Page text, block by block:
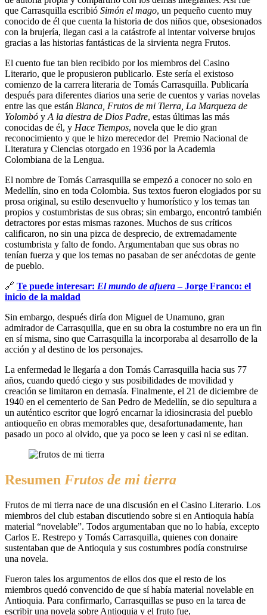
que Carrasquilla escribió Simón el mago, un pequeño cuento muy
conocido de él que cuenta la historia de dos niños que, obsesionados
con la brujería, llegan casi a la catástrofe al intentar volverse brujos
gracias a las historias fantásticas de la sirvienta negra Frutos.
El cuento fue tan bien recibido por los miembros del Casino
Literario, que le propusieron publicarlo. Este sería el existoso
comienzo de la carrera literaria de Tomás Carrasquilla. Publicaría
después para diferentes diarios una serie de cuentos y varias novelas
entre las que están Blanca, Frutos de mi Tierra, La Marqueza de
Yolombó y A la diestra de Dios Padre, estas últimas las más
conocidas de él, y Hace Tiempos, novela que le dio gran
reconocimiento y que le hizo merecedor del Premio Nacional de
Literatura y Ciencias otorgado en 1936 por la Academia
Colombiana de la Lengua.
El nombre de Tomás Carrasquilla se empezó a conocer no solo en
Medellín, sino en toda Colombia. Sus textos fueron elogiados por su
prosa original, su estilo desenvuelto y humorístico y los temas tan
propios y costumbristas de sus obras; sin embargo, encontró también
detractores por estas mismas razones. Muchos de sus críticos
calificaron, no sin una pizca de desprecio, de extremadamente
costumbrista y falto de fondo. Argumentaban que sus obras no
tenían fuerza y que los temas no pasaban de ser anécdotas de gente
de pueblo.
🔗 Te puede interesar: El mundo de afuera– Jorge Franco: el
inicio de la maldad
Sin embargo, después diría don Miguel de Unamuno, gran
admirador de Carrasquilla, que en su obra la costumbre no era un fin
en sí misma, sino que Carrasquilla la incorporaba al desarrollo de la
acción y al destino de los personajes.
La enfermedad le llegaría a don Tomás Carrasquilla hacia sus 77
años, cuando quedó ciego y sus posibilidades de movilidad y
creación se limitaron en demasía. Finalmente, el 21 de diciembre de
1940 en el cementerio de San Pedro de Medellín, se dio sepultura a
un auténtico escritor que logró encarnar la idiosincrasia del pueblo
antioqueño en obras memorables que, desafortunadamente, han
pasado un poco al olvido, que ya poco se leen y casi ni se editan.
Resumen Frutos de mi tierra
Frutos de mi tierra nace de una discusión en el Casino Literario. Los
miembros del club estaban discutiendo sobre si en Antioquia había
material “novelable”. Todos argumentaban que no lo había, excepto
Carlos E. Restrepo y Tomás Carrasquilla, quienes con donaire
sustentaban que de Antioquia y sus costumbres podía construirse
una novela.
Fueron tales los argumentos de ellos dos que el resto de los
miembros quedó convencido de que sí había material novelable en
Antioquia. Para confirmarlo, Carrasquillas se puso en la tarea de
escribir una novela sobre Antioquia y el fruto fue,